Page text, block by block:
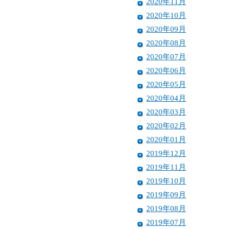
2020年10月
2020年09月
2020年08月
2020年07月
2020年06月
2020年05月
2020年04月
2020年03月
2020年02月
2020年01月
2019年12月
2019年11月
2019年10月
2019年09月
2019年08月
2019年07月